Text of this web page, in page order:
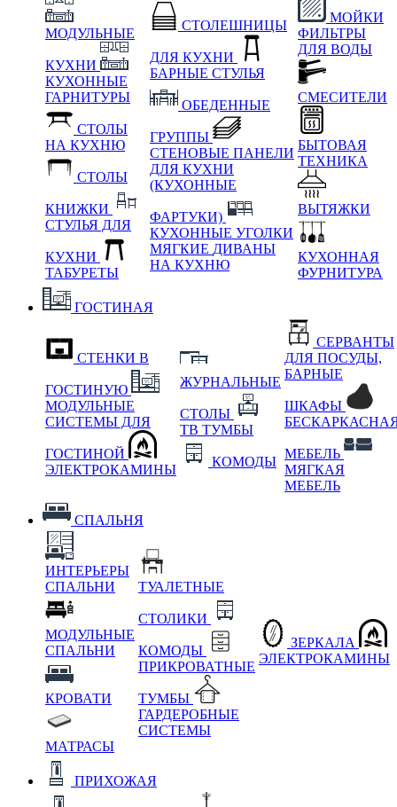
МОДУЛЬНЫЕ
КУХНИ
КУХОННЫЕ
ГАРНИТУРЫ
СТОЛЫ
НА КУХНЮ
СТОЛЫ
КНИЖКИ
СТУЛЬЯ ДЛЯ
КУХНИ
ТАБУРЕТЫ
СТОЛЕШНИЦЫ
ДЛЯ КУХНИ
БАРНЫЕ СТУЛЬЯ
ОБЕДЕННЫЕ
ГРУППЫ
СТЕНОВЫЕ ПАНЕЛИ
ДЛЯ КУХНИ
(КУХОННЫЕ
ФАРТУКИ)
КУХОННЫЕ УГОЛКИ
МЯГКИЕ ДИВАНЫ
НА КУХНЮ
МОЙКИ
ФИЛЬТРЫ
ДЛЯ ВОДЫ
СМЕСИТЕЛИ
БЫТОВАЯ
ТЕХНИКА
ВЫТЯЖКИ
КУХОННАЯ
ФУРНИТУРА
ГОСТИНАЯ
СТЕНКИ В
ГОСТИНУЮ
МОДУЛЬНЫЕ
СИСТЕМЫ ДЛЯ
ГОСТИНОЙ
ЭЛЕКТРОКАМИНЫ
ЖУРНАЛЬНЫЕ
СТОЛЫ
ТВ ТУМБЫ
КОМОДЫ
СЕРВАНТЫ
ДЛЯ ПОСУДЫ,
БАРНЫЕ
ШКАФЫ
МЕБЕЛЬ
МЯГКАЯ
МЕБЕЛЬ
СПАЛЬНЯ
ИНТЕРЬЕРЫ
СПАЛЬНИ
МОДУЛЬНЫЕ
СПАЛЬНИ
КРОВАТИ
МАТРАСЫ
ТУАЛЕТНЫЕ
СТОЛИКИ
КОМОДЫ
ПРИКРОВАТНЫЕ
ТУМБЫ
ГАРДЕРОБНЫЕ
СИСТЕМЫ
ЗЕРКАЛА
ЭЛЕКТРОКАМИНЫ
ПРИХОЖАЯ